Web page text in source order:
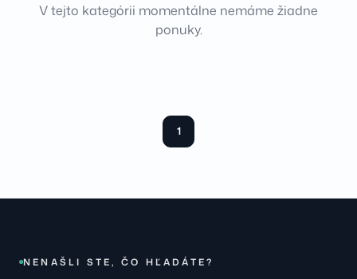
V tejto kategórii momentálne nemáme žiadne
ponuky.
1
NENAŠLI STE, ČO HĽADÁTE?